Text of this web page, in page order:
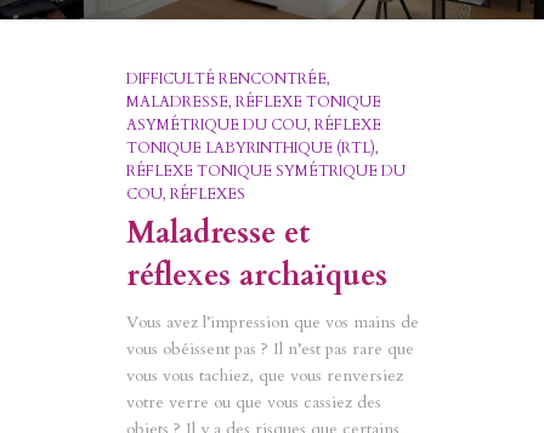
DIFFICULTÉ RENCONTRÉE
MALADRESSE RÉFLEXE TONIQUE
ASYMÉTRIQUE DU COU RÉFLEXE
TONIQUE LABYRINTHIQUE (RTL)
RÉFLEXE TONIQUE SYMÉTRIQUE DU
COU RÉFLEXES
Maladresse et
réflexes archaïques
Vous avez l’impression que vos mains de
vous obéissent pas ? Il n’est pas rare que
vous vous tachiez, que vous renversiez
votre verre ou que vous cassiez des